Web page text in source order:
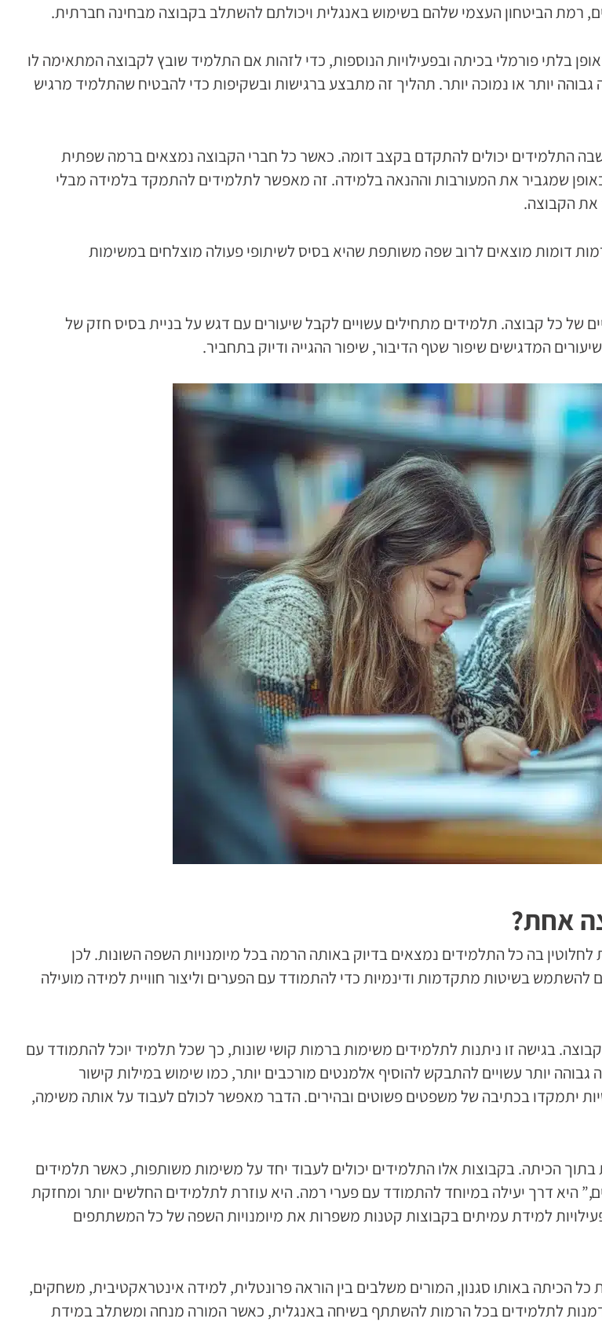
רמת הביטחון העצמי שלהם בשימוש באנגלית ויכולתם להשתלב בקבוצה מבחינה חברתית.
בלתי פורמלי בכיתה ובפעילויות הנוספות, כדי לזהות אם התלמיד שובץ לקבוצה המתאימה לו
יותר או נמוכה יותר. תהליך זה מתבצע ברגישות ובשקיפות כדי להבטיח שהתלמיד מרגיש
התלמידים יכולים להתקדם בקצב דומה. כאשר כל חברי הקבוצה נמצאים ברמה שפתית
שמגביר את המעורבות וההנאה בלמידה. זה מאפשר לתלמידים להתמקד בלמידה מבלי
את הקבוצה.
דומות מוצאים לרוב שפה משותפת שהיא בסיס לשיתופי פעולה מוצלחים במשימות
כל קבוצה. תלמידים מתחילים עשויים לקבל שיעורים עם דגש על בניית בסיס חזק של
המדגישים שיפור שטף הדיבור, שיפור ההגייה ודיוק בתחביר.
אחת?
בה כל התלמידים נמצאים בדיוק באותה הרמה בכל מיומנויות השפה השונות. לכן
בשיטות מתקדמות ודינמיות כדי להתמודד עם הפערים וליצור חוויית למידה מועילה
בגישה זו ניתנות לתלמידים משימות ברמות קושי שונות, כך שכל תלמיד יוכל להתמודד עם
יותר עשויים להתבקש להוסיף אלמנטים מורכבים יותר, כמו שימוש במילות קישור
יתמקדו בכתיבה של משפטים פשוטים ובהירים. הדבר מאפשר לכולם לעבוד על אותה משימה,
בתוך הכיתה. בקבוצות אלו התלמידים יכולים לעבוד יחד על משימות משותפות, כאשר תלמידים
היא דרך יעילה במיוחד להתמודד עם פערי רמה. היא עוזרת לתלמידים החלשים יותר ומחזקת
למידת עמיתים בקבוצות קטנות משפרות את מיומנויות השפה של כל המשתתפים
הכיתה באותו סגנון, המורים משלבים בין הוראה פרונטלית, למידה אינטראקטיבית, משחקים,
לתלמידים בכל הרמות להשתתף בשיחה באנגלית, כאשר המורה מנחה ומשתלב במידת